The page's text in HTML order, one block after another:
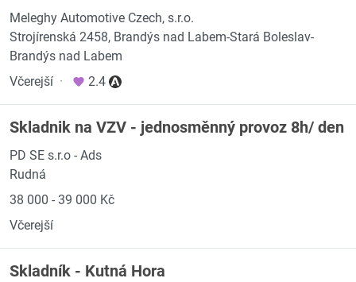
Meleghy Automotive Czech, s.r.o.
Strojírenská 2458, Brandýs nad Labem-Stará Boleslav-
Brandýs nad Labem
Včerejší · 2.4
Skladnik na VZV - jednosměnný provoz 8h/ den
PD SE s.r.o - Ads
Rudná
38 000 - 39 000 Kč
Včerejší
Skladník - Kutná Hora